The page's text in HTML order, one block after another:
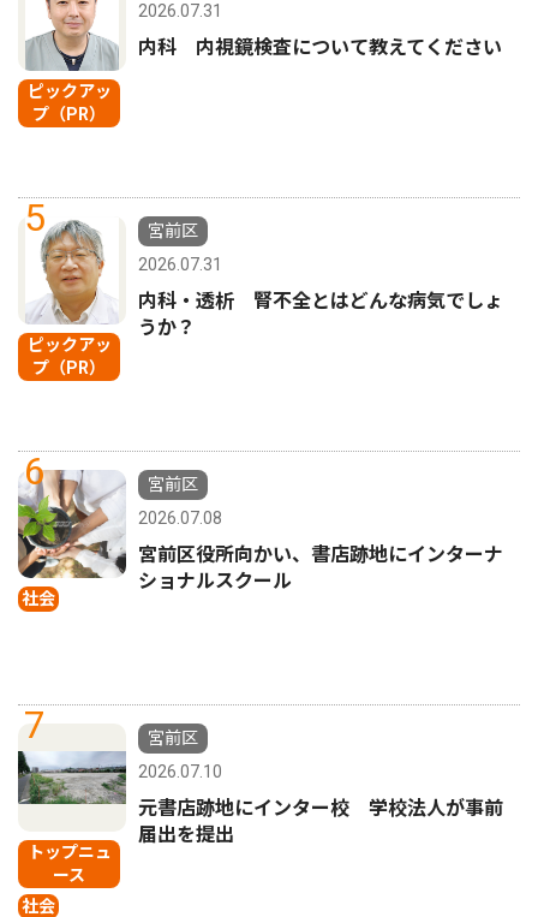
ピックアッ
プ（PR）
2026.07.31
内科 内視鏡検査について教えてください
5
ピックアッ
プ（PR）
宮前区
2026.07.31
内科・透析 腎不全とはどんな病気でしょ
うか？
6
社会
宮前区
2026.07.08
宮前区役所向かい、書店跡地にインターナ
ショナルスクール
7
トップニュ
ース
社会
宮前区
2026.07.10
元書店跡地にインター校 学校法人が事前
届出を提出